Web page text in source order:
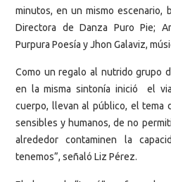
minutos, en un mismo escenario,
Directora de Danza Puro Pie;
Purpura Poesía y Jhon Galaviz,
Como un regalo al nutrido grupo
en la misma sintonía inició el
cuerpo, llevan al público, el tema
sensibles y humanos, de no
alrededor contaminen la
tenemos”, señaló Liz Pérez.